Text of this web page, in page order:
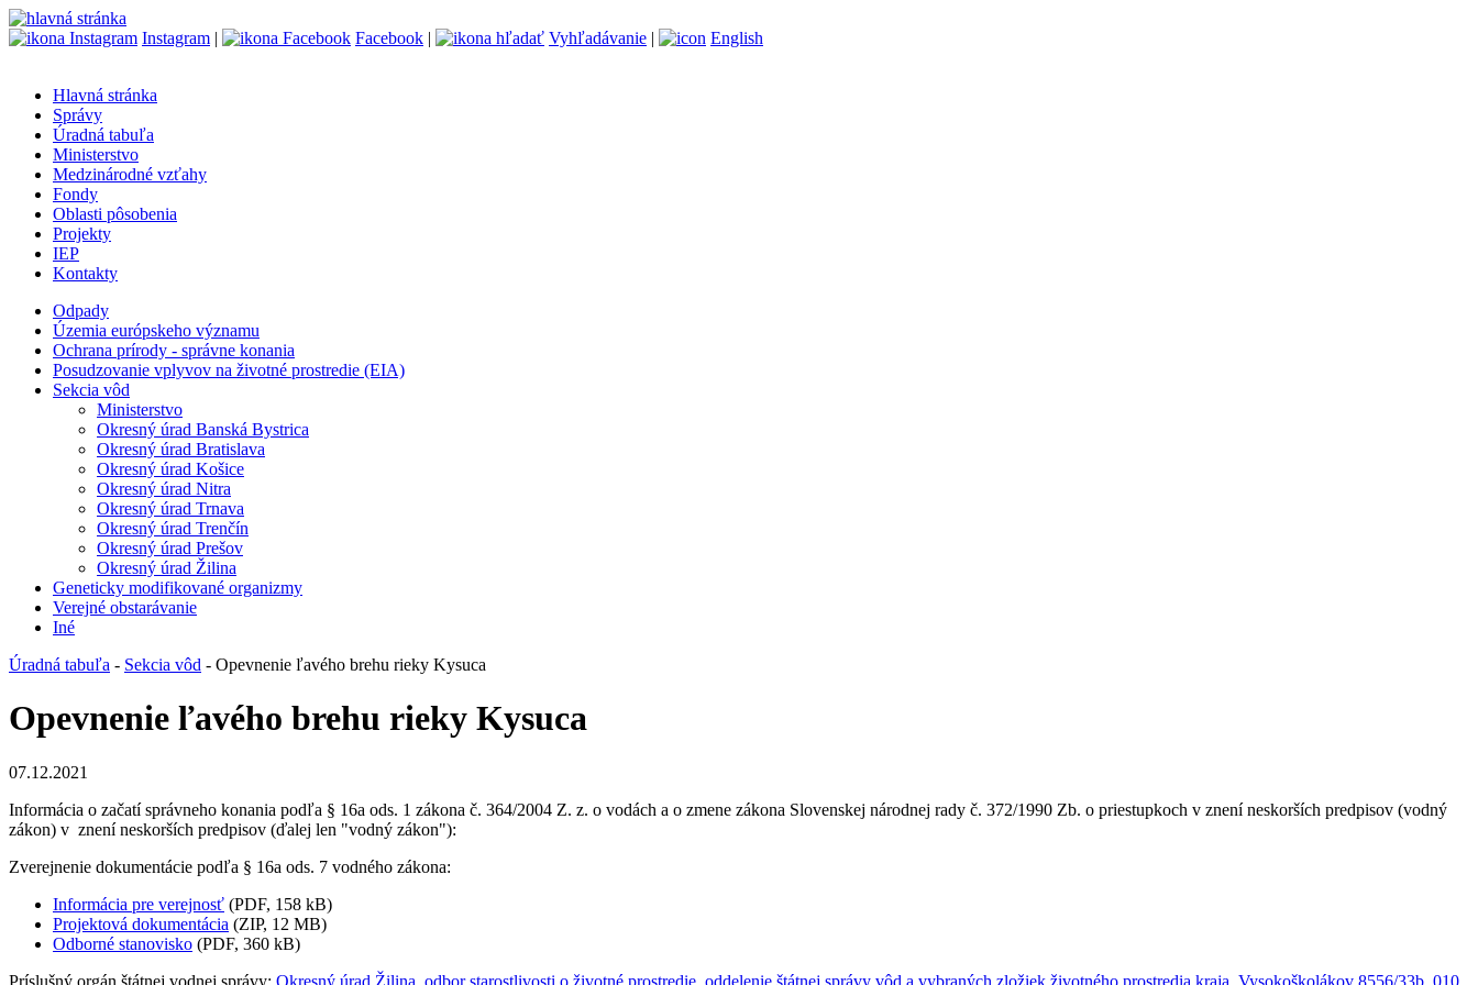
Instagram | Facebook | Vyhľadávanie | English
Hlavná stránka
Správy
Úradná tabuľa
Ministerstvo
Medzinárodné vzťahy
Fondy
Oblasti pôsobenia
Projekty
IEP
Kontakty
Odpady
Územia európskeho významu
Ochrana prírody - správne konania
Posudzovanie vplyvov na životné prostredie (EIA)
Sekcia vôd
Ministerstvo
Okresný úrad Banská Bystrica
Okresný úrad Bratislava
Okresný úrad Košice
Okresný úrad Nitra
Okresný úrad Trnava
Okresný úrad Trenčín
Okresný úrad Prešov
Okresný úrad Žilina
Geneticky modifikované organizmy
Verejné obstarávanie
Iné
Úradná tabuľa - Sekcia vôd - Opevnenie ľavého brehu rieky Kysuca
Opevnenie ľavého brehu rieky Kysuca
07.12.2021
Informácia o začatí správneho konania podľa § 16a ods. 1 zákona č. 364/2004 Z. z. o vodách a o zmene zákona Slovenskej národnej rady č. 372/1990 Zb. o priestupkoch v znení neskorších predpisov (vodný
zákon) v znení neskorších predpisov (ďalej len "vodný zákon"):
Zverejnenie dokumentácie podľa § 16a ods. 7 vodného zákona:
Informácia pre verejnosť (PDF, 158 kB)
Projektová dokumentácia (ZIP, 12 MB)
Odborné stanovisko (PDF, 360 kB)
Príslušný orgán štátnej vodnej správy: Okresný úrad Žilina, odbor starostlivosti o životné prostredie, oddelenie štátnej správy vôd a vybraných zložiek životného prostredia kraja, Vysokoškolákov 8556/33b, 010